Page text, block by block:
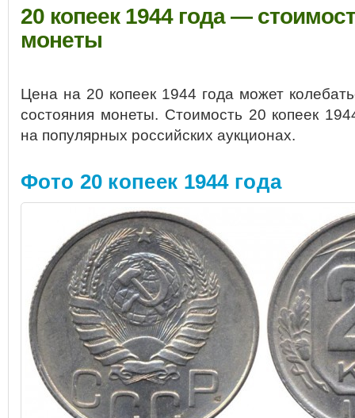
20 копеек 1944 года —
монеты
Цена на 20 копеек 1944 года может
состояния монеты. Стоимость 20 копеек
на популярных российских аукционах.
Фото 20 копеек 1944 года